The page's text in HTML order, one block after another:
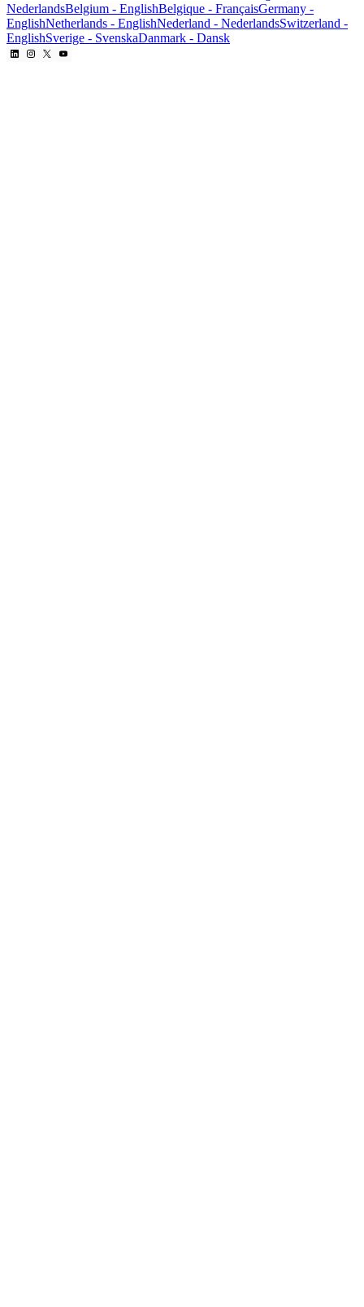
NederlandsBelgium - EnglishBelgique - FrançaisGermany -
EnglishNetherlands - EnglishNederland - NederlandsSwitzerland -
EnglishSverige - SvenskaDanmark - Dansk